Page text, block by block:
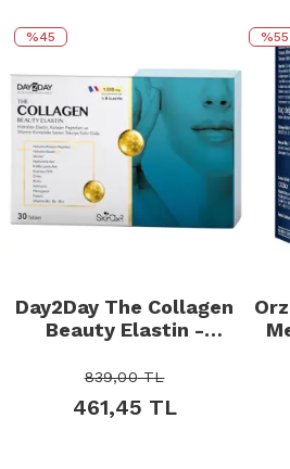
%45
Day2Day The Collagen
Beauty Elastin -
Tablet
839,00TL
461,45 TL
%55